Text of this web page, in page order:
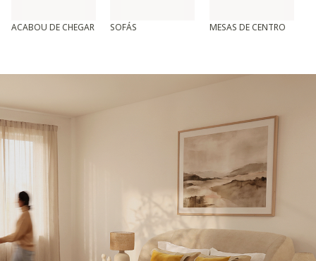
ACABOU DE CHEGAR SOFÁS MESAS DE CENTRO